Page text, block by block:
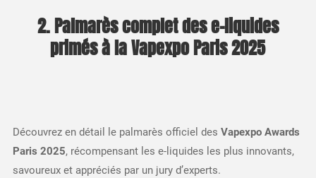
2. Palmarès complet des e-liquides
primés à la Vapexpo Paris 2025
Découvrez en détail le palmarès officiel des Vapexpo Awards
Paris 2025, récompensant les e-liquides les plus innovants,
savoureux et appréciés par un jury d’experts.